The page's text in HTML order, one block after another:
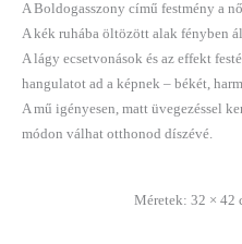
A Boldogasszony című festmény a
A kék ruhába öltözött alak fényben
A lágy ecsetvonások és az effekt
hangulatot ad a képnek – békét,
A mű igényesen, matt üvegezéssel
módon válhat otthonod díszévé.
Méretek: 32 × 42